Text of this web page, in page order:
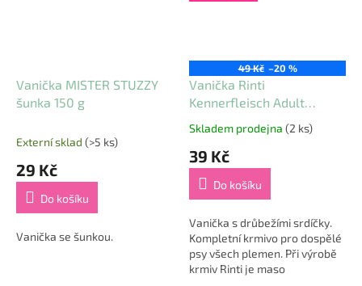
Vanička MISTER STUZZY
šunka 150 g
Externí sklad (>5 ks)
29 Kč
Do košíku
Vanička se šunkou.
49 Kč –20 %
Vanička Rinti
Kennerfleisch Adult
drůbeží srdce 300 g
Průměrné
produktu
5,0
5
hvězdiček.
Skladem prodejna (2 ks)
39 Kč
Do košíku
Vanička s drůbežími srdíčky.
Kompletní krmivo pro dospělé
psy všech plemen. Při výrobě
krmiv Rinti je maso